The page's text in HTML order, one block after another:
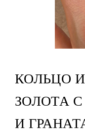
КОЛЬЦО
ЗОЛОТА
И